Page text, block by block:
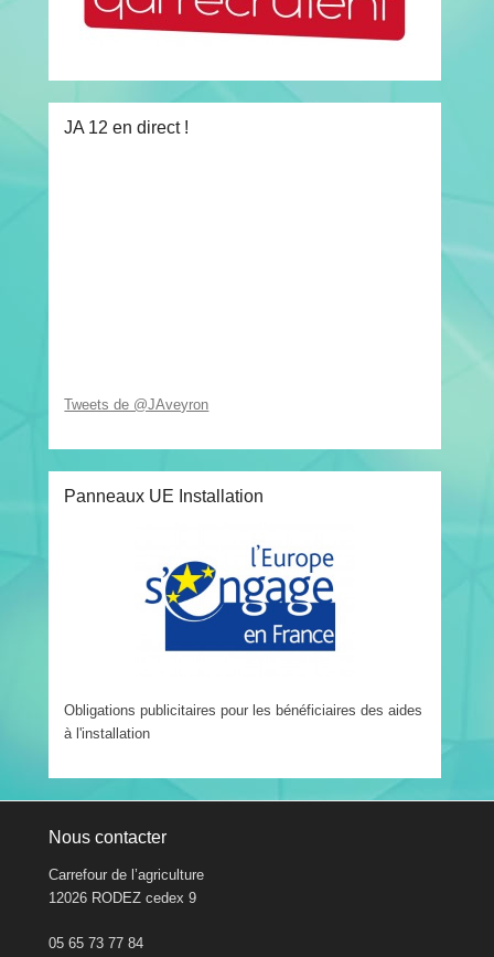
JA 12 en direct !
Tweets de @JAveyron
Panneaux UE Installation
Obligations publicitaires pour les bénéficiaires des aides
à l'installation
Nous contacter
Carrefour de l’agriculture
12026 RODEZ cedex 9
05 65 73 77 84